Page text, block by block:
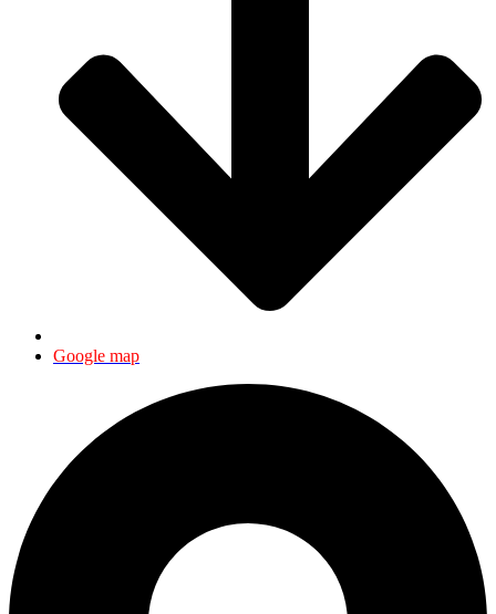
Google map